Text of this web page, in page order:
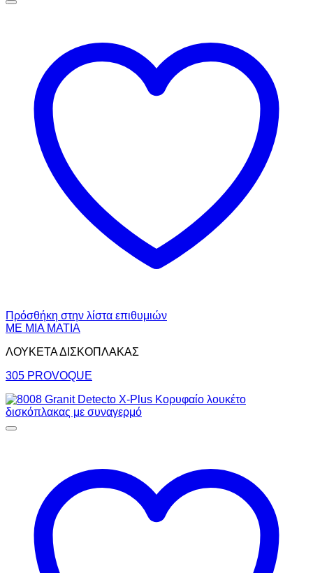
Πρόσθήκη στην λίστα επιθυμιών
ΜΕ ΜΙΑ ΜΑΤΙΑ
ΛΟΥΚΕΤΑ ΔΙΣΚΟΠΛΑΚΑΣ
305 PROVOQUE